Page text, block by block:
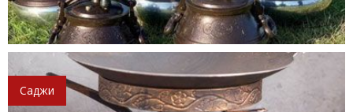
Саджи